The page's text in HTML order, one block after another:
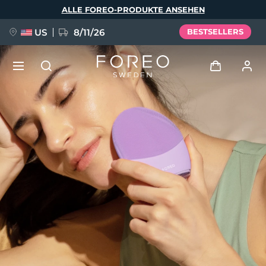
ALLE FOREO-PRODUKTE ANSEHEN
US 8/11/26 BESTSELLERS
Benutzerkonto
Meine Geräte
Meine Bestellungen
Meine Adressen
Meine Abonnements
NEU
FAQ™ Pure Beauty-Tech Elixir
BREAKING NEWS
issa™ Teeth Whitening Set
Sprache
English Deutsch
Español
Français
Italiano
Português
Svenska
Русский
Türkçe
简体中文 繁體中文